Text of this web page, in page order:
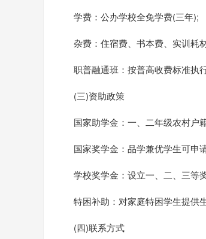
学费：公办学校全免学费(三年);
杂费：住宿费、书本费、实训耗
职普融通班：按普高收费标准执行
(三)资助政策
国家助学金：一、二年级农村户
国家奖学金：品学兼优学生可申
学校奖学金：设立一、二、三等
特困补助：对家庭特困学生提供
(四)联系方式